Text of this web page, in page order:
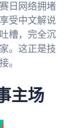
日网络拥堵
受中文解说
槽，完全沉
。这正是技
。
主场